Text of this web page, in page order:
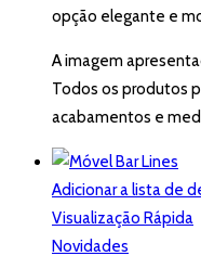
opção elegante e
A imagem
Todos os produtos
acabamentos e
Adicionar a lista de
Visualização Rápida
Novidades